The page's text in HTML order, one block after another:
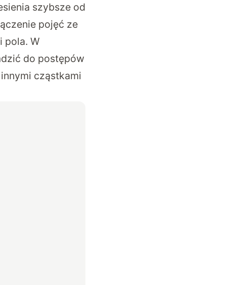
szybsze od
pojęć ze
pola. W
do postępów
cząstkami